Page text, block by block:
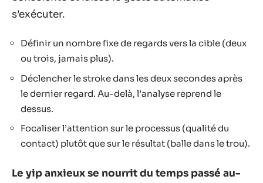
s’exécuter.
Définir un nombre fixe de regards vers la cible (deux
ou trois, jamais plus).
Déclencher le stroke dans les deux secondes après
le dernier regard. Au-delà, l’analyse reprend le
dessus.
Focaliser l’attention sur le processus (qualité du
contact) plutôt que sur le résultat (balle dans le trou).
Le yip anxieux se nourrit du temps passé au-